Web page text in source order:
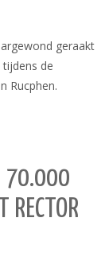
geraakt
de
Rucphen.
70.000
RECTOR